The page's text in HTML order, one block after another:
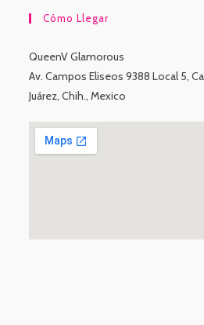
Cómo Llegar
QueenV Glamorous
Av. Campos Eliseos 9388 Local 5,
Juárez, Chih., Mexico